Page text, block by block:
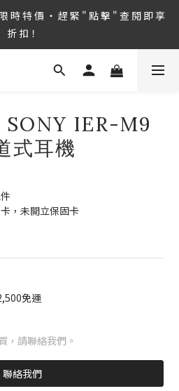
End 音 響 大 展 情 熱 開 演 ‧  音 悅
房 期 待 與 您 相 見
時 特 價 ‧ 趕 緊 " 點 擊 " 查 閱 即 享
折 扣！
End 音 響 大 展 情 熱 開 演 ‧  音 悅
SONY IER-M9
式耳機
，未開立保固卡
免運
，請聯絡我們。
聯絡我們